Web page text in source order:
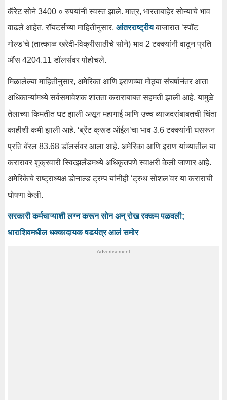
कॅरेट सोने 3400 ० रुपयांनी स्वस्त झाले. मात्र, भारताबाहेर सोन्याचे भाव
वाढले आहेत. रॉयटर्सच्या माहितीनुसार, आंतरराष्ट्रीयबाजारात ‘स्पॉट
गोल्ड’चे (तात्काळ खरेदी-विक्रीसाठीचे सोने) भाव 2 टक्क्यांनी वाढून प्रति
औंस 4204.11 डॉलर्सवर पोहोचले.
मिळालेल्या माहितीनुसार, अमेरिका आणि इराणच्या मोठ्या संघर्षानंतर आता
अधिकाऱ्यांमध्ये सर्वसमावेशक शांतता कराराबाबत सहमती झाली आहे, यामुळे
तेलाच्या किमतीत घट झाली असून महागाई आणि उच्च व्याजदरांबाबतची चिंता
काहीशी कमी झाली आहे. ‘ब्रेंट क्रूड ऑईल’चा भाव 3.6 टक्क्यांनी घसरून
प्रति बॅरल 83.68 डॉलर्सवर आला आहे. अमेरिका आणि इराण यांच्यातील या
करारावर शुक्रवारी स्वित्झर्लंडमध्ये अधिकृतपणे स्वाक्षरी केली जाणार आहे.
अमेरिकेचे राष्ट्राध्यक्ष डोनाल्ड ट्रम्प यांनीही ‘ट्रुथ सोशल’वर या कराराची
घोषणा केली.
सरकारी कर्मचाऱ्याशी लग्न करून सोन अन् रोख रक्कम पळवली;
धाराशिवमधील धक्कादायक षडयंत्र आलं समोर